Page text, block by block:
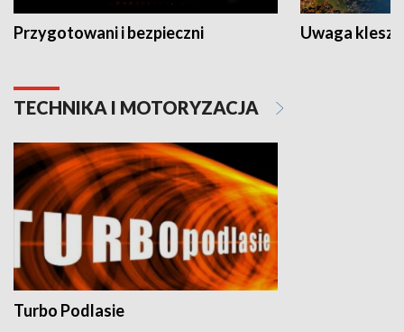
Przygotowani i bezpieczni Uwaga
TECHNIKA I MOTORYZACJA
Turbo Podlasie